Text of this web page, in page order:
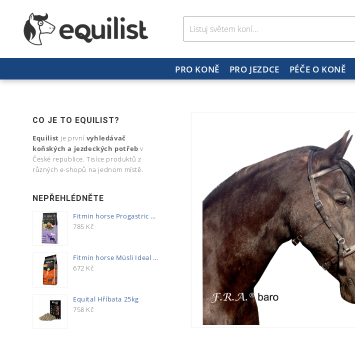
PRO KONĚ PRO JEZDCE PÉČE O KONĚ
CO JE TO EQUILIST?
Equilist je první vyhledávač
koňských a jezdeckých potřeb v
České republice. Tisíce produktů z
různých e-shopů na jednom místě.
NEPŘEHLÉDNĚTE
Fitmin horse Progastric 20kg
785 Kč
Fitmin horse Müsli Ideal 20kg
672 Kč
Equital Hříbata 25kg
758 Kč